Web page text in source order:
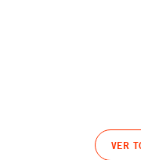
VER